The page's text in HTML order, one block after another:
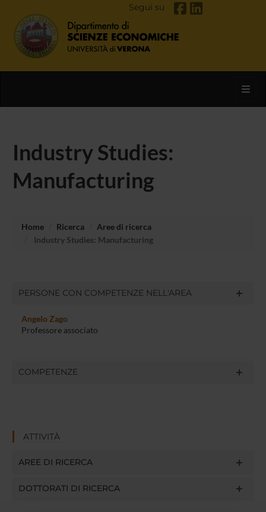
Segui su
Industry Studies:
Manufacturing
Home Ricerca
Aree di ricerca
Industry Studies: Manufacturing
PERSONE CON COMPETENZE NELL'AREA
Angelo Zago
Professore associato
COMPETENZE
ATTIVITÀ
AREE DI RICERCA
DOTTORATI DI RICERCA